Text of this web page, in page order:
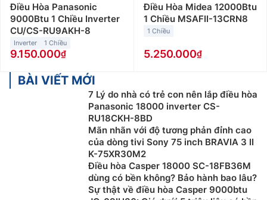
Điều Hòa Panasonic
9000Btu 1 Chiều Inverter
CU/CS-RU9AKH-8
Inverter 1 Chiều
9.150.000
Điều Hòa Midea 12000Btu
1 Chiều MSAFII-13CRN8
1 Chiều
5.250.000
BÀI VIẾT MỚI
7 Lý do nhà có trẻ con nên lắp điều hòa
Panasonic 18000 inverter CS-
RU18CKH-8BD
Mãn nhãn với độ tương phản đỉnh cao
của dòng tivi Sony 75 inch BRAVIA 3 II
K-75XR30M2
Điều hòa Casper 18000 SC-18FB36M
dùng có bền không? Bảo hành bao lâu?
Sự thật về điều hòa Casper 9000btu